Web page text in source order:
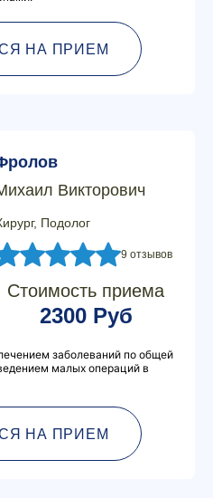
НА ПРИЕМ
Викторович
Подолог
9 отзывов
Стоимость приема
2300 Руб
заболеваний по общей
малых операций в
НА ПРИЕМ